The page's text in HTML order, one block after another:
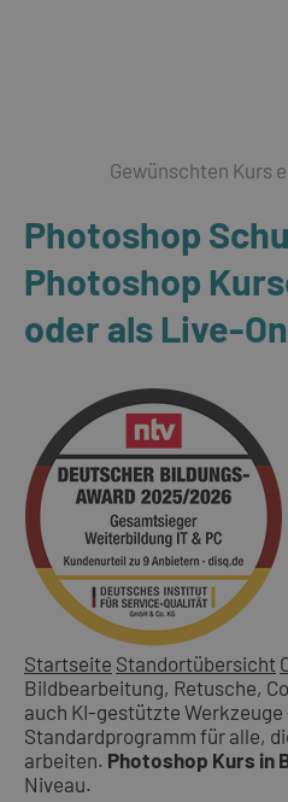
Photoshop
Photoshop
oder als Live-
Startseite Standortübersicht
Bildbearbeitung, Retusche,
auch KI-gestützte
Standardprogramm für alle,
arbeiten. Photoshop Kurs in
Niveau.